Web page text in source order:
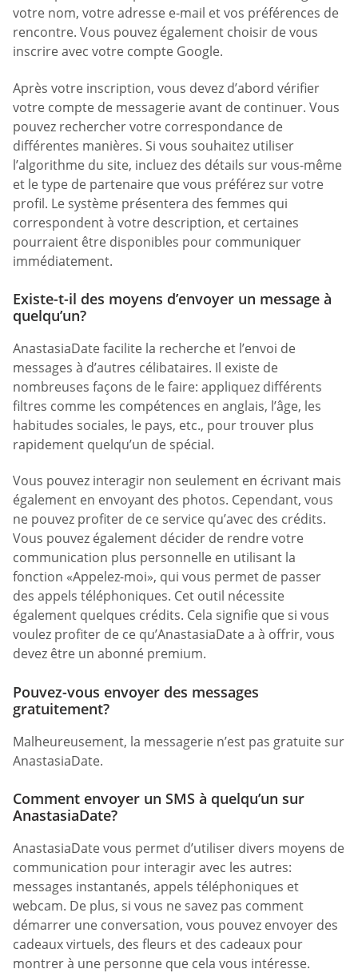
votre nom, votre adresse e-mail et vos préférences de
rencontre. Vous pouvez également choisir de vous
inscrire avec votre compte Google.
Après votre inscription, vous devez d’abord vérifier
votre compte de messagerie avant de continuer. Vous
pouvez rechercher votre correspondance de
différentes manières. Si vous souhaitez utiliser
l’algorithme du site, incluez des détails sur vous-même
et le type de partenaire que vous préférez sur votre
profil. Le système présentera des femmes qui
correspondent à votre description, et certaines
pourraient être disponibles pour communiquer
immédiatement.
Existe-t-il des moyens d’envoyer un message à
quelqu’un?
AnastasiaDate facilite la recherche et l’envoi de
messages à d’autres célibataires. Il existe de
nombreuses façons de le faire: appliquez différents
filtres comme les compétences en anglais, l’âge, les
habitudes sociales, le pays, etc., pour trouver plus
rapidement quelqu’un de spécial.
Vous pouvez interagir non seulement en écrivant mais
également en envoyant des photos. Cependant, vous
ne pouvez profiter de ce service qu’avec des crédits.
Vous pouvez également décider de rendre votre
communication plus personnelle en utilisant la
fonction «Appelez-moi», qui vous permet de passer
des appels téléphoniques. Cet outil nécessite
également quelques crédits. Cela signifie que si vous
voulez profiter de ce qu’AnastasiaDate a à offrir, vous
devez être un abonné premium.
Pouvez-vous envoyer des messages
gratuitement?
Malheureusement, la messagerie n’est pas gratuite sur
AnastasiaDate.
Comment envoyer un SMS à quelqu’un sur
AnastasiaDate?
AnastasiaDate vous permet d’utiliser divers moyens de
communication pour interagir avec les autres:
messages instantanés, appels téléphoniques et
webcam. De plus, si vous ne savez pas comment
démarrer une conversation, vous pouvez envoyer des
cadeaux virtuels, des fleurs et des cadeaux pour
montrer à une personne que cela vous intéresse.